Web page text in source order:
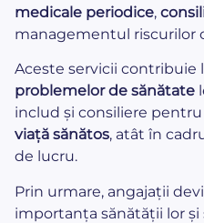
medicale periodice,
managementul riscurilor
Aceste servicii contribuie
problemelor de sănătate
includ și consiliere pentru
viață sănătos, atât în
de lucru.
Prin urmare, angajații
importanța sănătății lor și